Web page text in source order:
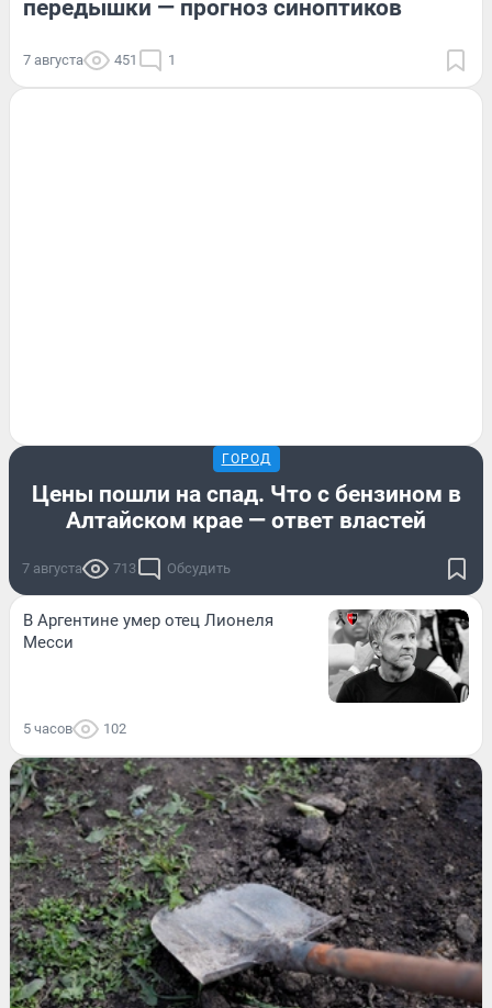
передышки — прогноз синоптиков
7 августа 451 1
ГОРОД
Цены пошли на спад. Что с бензином в
Алтайском крае — ответ властей
7 августа 713 Обсудить
В Аргентине умер отец Лионеля
Месси
5 часов 102